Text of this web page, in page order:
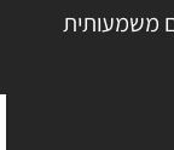
משמעותית